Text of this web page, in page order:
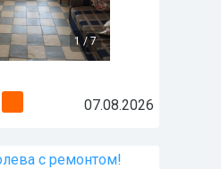
1 /7
07.08.2026
с ремонтом!